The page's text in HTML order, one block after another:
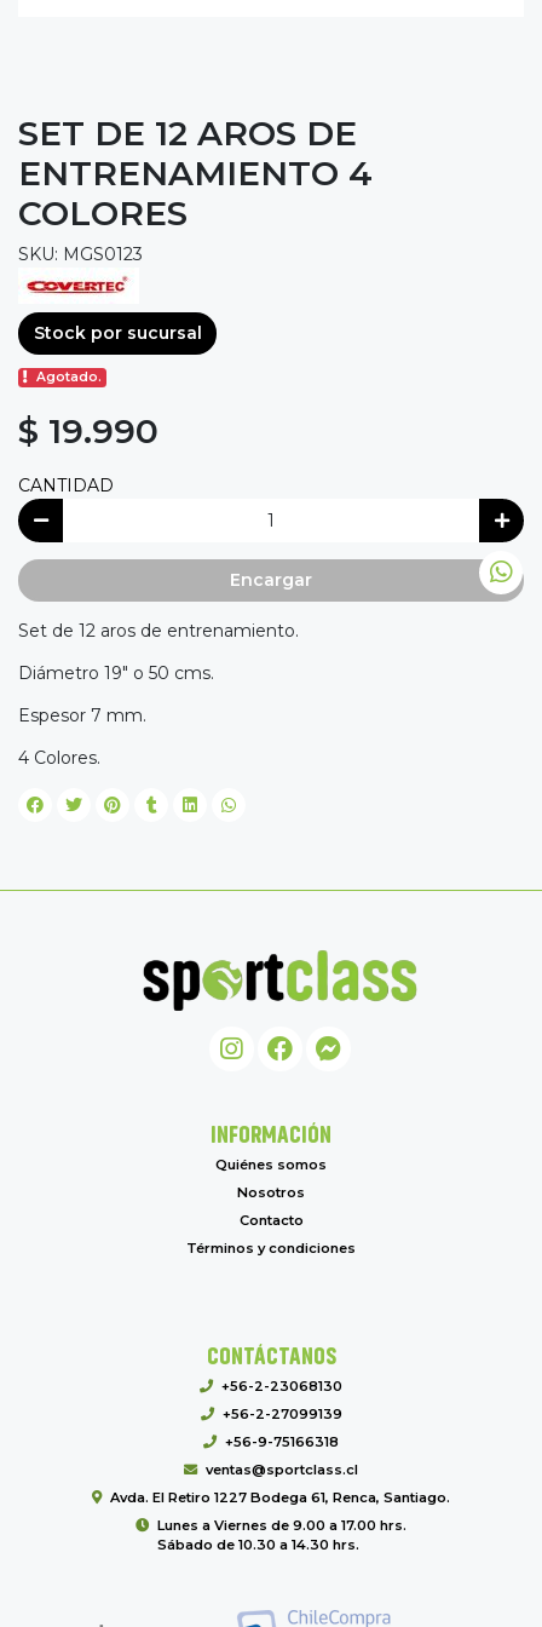
SET DE 12 AROS DE
ENTRENAMIENTO 4
COLORES
SKU: MGS0123
Stock por sucursal
Agotado.
$ 19.990
CANTIDAD
Encargar
Set de 12 aros de entrenamiento.
Diámetro 19″ o 50 cms.
Espesor 7 mm.
4 Colores.
INFORMACIÓN
Quiénes somos
Nosotros
Contacto
Términos y condiciones
CONTÁCTANOS
+56-2-23068130
+56-2-27099139
+56-9-75166318
ventas@sportclass.cl
Avda. El Retiro 1227 Bodega 61, Renca, Santiago.
Lunes a Viernes de 9.00 a 17.00 hrs.
Sábado de 10.30 a 14.30 hrs.